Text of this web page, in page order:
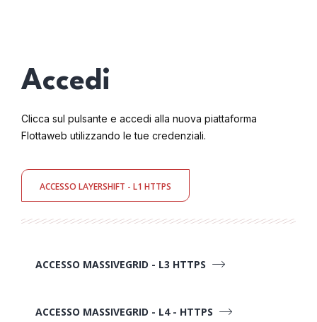
Accedi
Clicca sul pulsante e accedi alla nuova piattaforma
Flottaweb utilizzando le tue credenziali.
ACCESSO LAYERSHIFT - L1 HTTPS
ACCESSO MASSIVEGRID - L3 HTTPS
ACCESSO MASSIVEGRID - L4 - HTTPS